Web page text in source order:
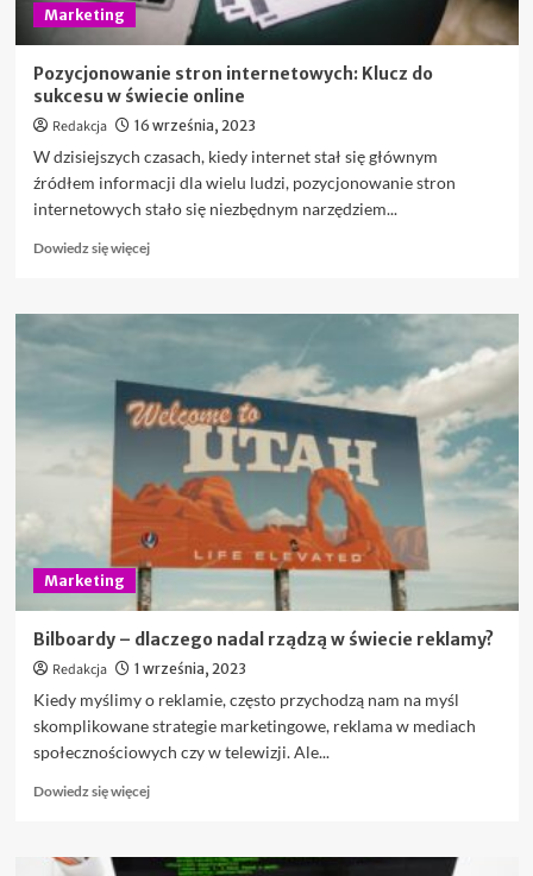
Marketing
Pozycjonowanie stron internetowych: Klucz do
sukcesu w świecie online
Redakcja 16 września, 2023
W dzisiejszych czasach, kiedy internet stał się głównym
źródłem informacji dla wielu ludzi, pozycjonowanie stron
internetowych stało się niezbędnym narzędziem...
Dowiedz się więcejDowiedz
o
Pozycjonowanie
internetowych:
Klucz
do
świecie
online
Marketing
Bilboardy – dlaczego nadal rządzą w świecie reklamy?
Redakcja 1 września, 2023
Kiedy myślimy o reklamie, często przychodzą nam na myśl
skomplikowane strategie marketingowe, reklama w mediach
społecznościowych czy w telewizji. Ale...
Dowiedz się więcejDowiedz
o